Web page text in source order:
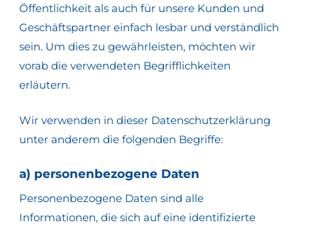
Öffentlichkeit als auch für unsere Kunden und
Geschäftspartner einfach lesbar und verständlich
sein. Um dies zu gewährleisten, möchten wir
vorab die verwendeten Begrifflichkeiten
erläutern.
Wir verwenden in dieser Datenschutzerklärung
unter anderem die folgenden Begriffe:
a) personenbezogene Daten
Personenbezogene Daten sind alle
Informationen, die sich auf eine identifizierte